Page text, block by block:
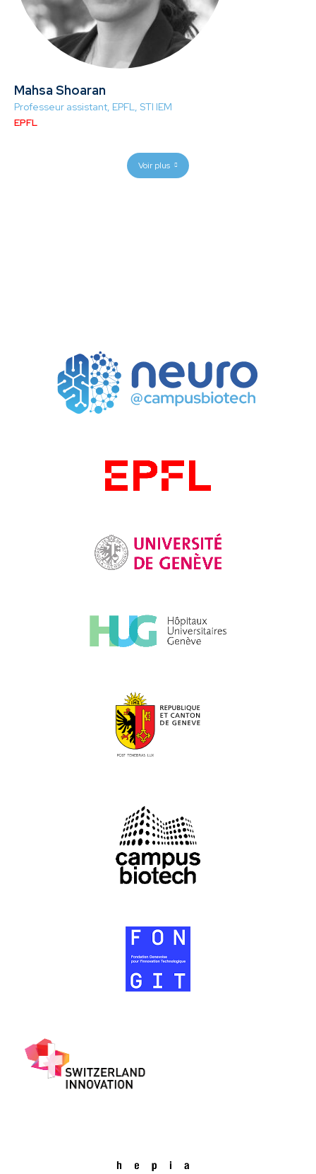
Mahsa Shoaran
Professeur assistant, EPFL, STI IEM
EPFL
Voir plus